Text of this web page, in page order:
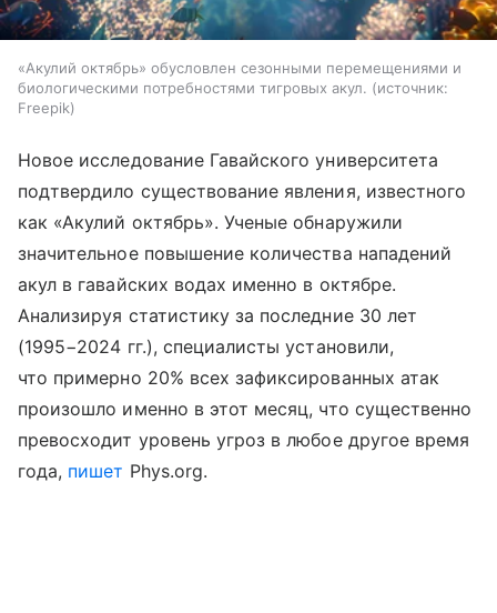
«Акулий октябрь» обусловлен сезонными перемещениями и
биологическими потребностями тигровых акул.
источник:
Freepik
Новое исследование Гавайского университета
подтвердило существование явления, известного
как «Акулий октябрь». Ученые обнаружили
значительное повышение количества нападений
акул в гавайских водах именно в октябре.
Анализируя статистику за последние 30 лет
(1995−2024 гг.), специалисты установили,
что примерно 20% всех зафиксированных атак
произошло именно в этот месяц, что существенно
превосходит уровень угроз в любое другое время
года, пишет Phys.org.